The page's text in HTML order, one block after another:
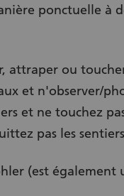
ponctuelle à
attraper ou
et n'observer/
et ne touchez
pas les
(est également